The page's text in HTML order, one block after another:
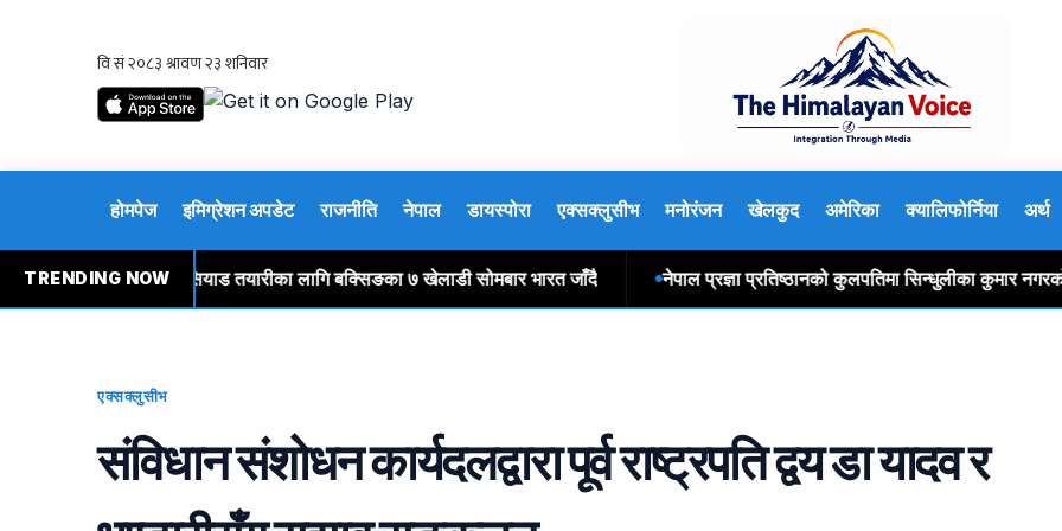
होमपेज इमिग्रेशन अपडेट राजनीति नेपाल डायस्पोरा एक्सक्लुसीभ मनोरंजन खेलकुद अमेरिका क्यालिफोर्निया अर्थ
TRENDING NOW
पक्राउ एसियाड तयारीका लागि बक्सिङका ७ खेलाडी सोमबार भारत जाँदै नेपाल प्रज्ञा प्रतिष्ठानको कुलपतिमा सिन्धुलीका कुमार नगरकोटी
एक्सक्लुसीभ
संविधान संशोधन कार्यदलद्वारा पूर्व राष्ट्रपति द्वय डा यादव र